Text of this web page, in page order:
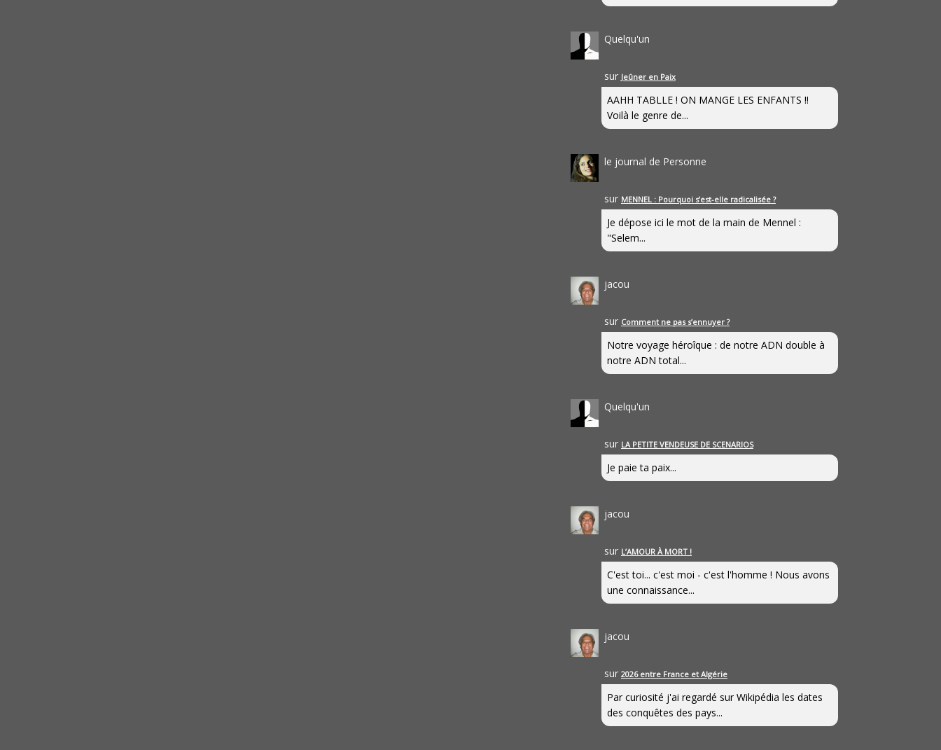
Quelqu'un
sur Jeûner en Paix
AAHH TABLLE ! ON MANGE LES ENFANTS !!
Voilà le genre de...
le journal de Personne
sur MENNEL : Pourquoi s’est-elle radicalisée ?
Je dépose ici le mot de la main de Mennel :
"Selem...
jacou
sur Comment ne pas s’ennuyer ?
Notre voyage héroîque : de notre ADN double à
notre ADN total...
Quelqu'un
sur LA PETITE VENDEUSE DE SCENARIOS
Je paie ta paix...
jacou
sur L’AMOUR À MORT !
C'est toi... c'est moi - c'est l'homme ! Nous avons
une connaissance...
jacou
sur 2026 entre France et Algérie
Par curiosité j'ai regardé sur Wikipédia les dates
des conquêtes des pays...